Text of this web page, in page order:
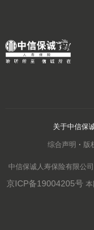
关于中信保
综合声明 版
中信保诚人寿保险有限公
京ICP备19004205号 本